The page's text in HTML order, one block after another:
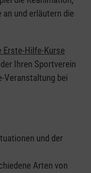
und erläutern die
Erste-Hilfe-Kurse
Ihren Sportverein
Veranstaltung bei
und der
Arten von